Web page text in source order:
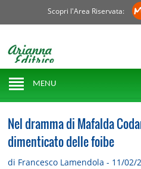
Scopri l'Area Riservata:
MENU
Nel dramma di Mafalda
dimenticato delle foibe
di Francesco Lamendola - 11/02/